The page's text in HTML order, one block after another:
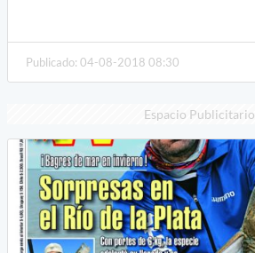
Publicado: 04-08-2018 08:30
Espacio Publicitario